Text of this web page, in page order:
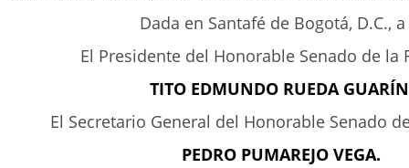
Dada en Santafé de Bogotá, D.C., a
El Presidente del Honorable Senado de la
TITO EDMUNDO RUEDA
El Secretario General del Honorable Senado
PEDRO PUMAREJO VEGA.